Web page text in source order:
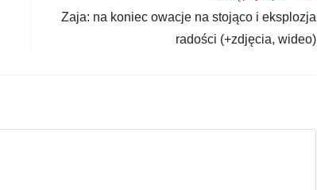
Zaja: na koniec owacje na stojąco i eksplozja
radości (+zdjęcia, wideo)